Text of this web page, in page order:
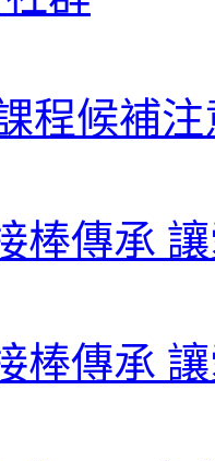
程候補
棒傳承
棒傳承